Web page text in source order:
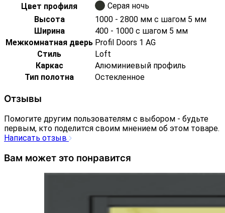
Цвет профиля
Серая ночь
Высота
1000 - 2800 мм с шагом 5 мм
Ширина
400 - 1000 с шагом 5 мм
Межкомнатная дверь Profil Doors 1 AG
Стиль
Loft
Каркас
Алюминиевый профиль
Тип полотна
Остекленное
Отзывы
Помогите другим пользователям с выбором - будьте
первым, кто поделится своим мнением об этом товаре.
Написать отзыв
Вам может это понравится